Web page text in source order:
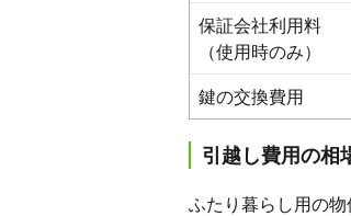
保証会社利用料
（使用時のみ）
鍵の交換費用
引越し費用の相
ふたり暮らし用の